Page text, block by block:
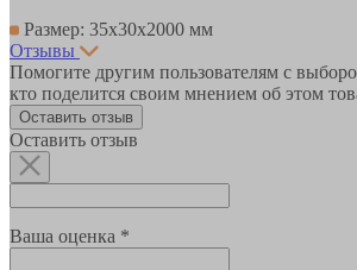
Размер: 35х30х2000 мм
Отзывы
Помогите другим пользователям с
кто поделится своим мнением об этом
Оставить отзыв
Оставить отзыв
Ваша оценка *